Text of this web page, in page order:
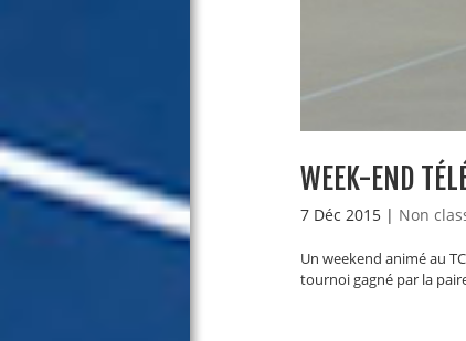
WEEK-END
7 Déc 2015 | Non
Un weekend animé au
tournoi gagné par la